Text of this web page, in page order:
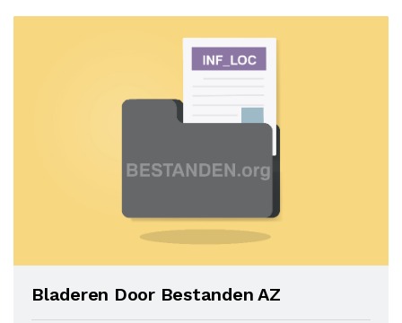
Bladeren Door Bestanden AZ